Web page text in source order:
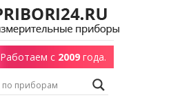
Работаем с 2009года.